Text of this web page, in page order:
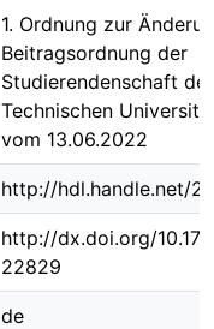
1. Ordnung zur
Beitragsordnung der
Studierendenschaft der
Technischen
vom 13.06.2022
http://hdl.handle.net/
http://dx.doi.org/
22829
de